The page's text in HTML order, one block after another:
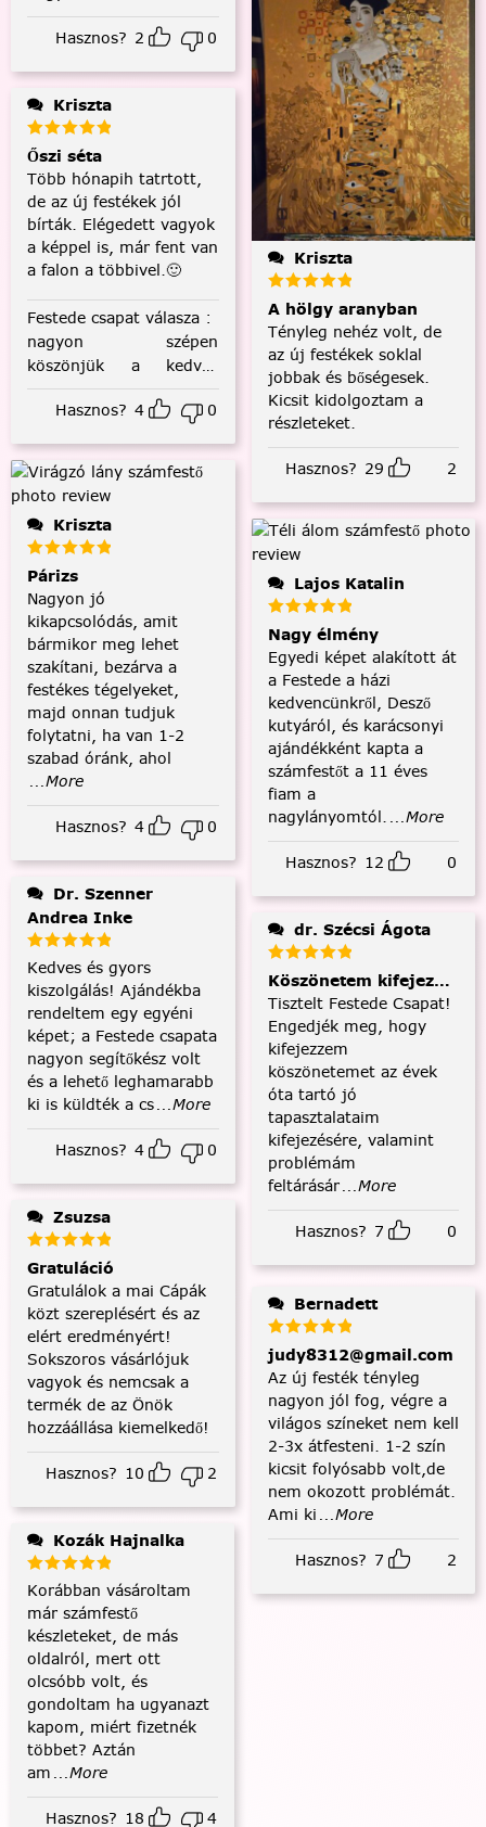
Hasznos? 2 0
Kriszta
Őszi séta
Több hónapih tatrtott,
de az új festékek jól
bírták. Elégedett vagyok
a képpel is, már fent van
a falon a többivel.🙂
Festede csapat válasza :
nagyon szépen
köszönjük a kedves
visszajelzést! :)
Hasznos? 4 0
Kriszta
Párizs
Nagyon jó
kikapcsolódás, amit
bármikor meg lehet
szakítani, bezárva a
festékes tégelyeket,
majd onnan tudjuk
folytatni, ha van 1-2
szabad óránk, ahol
...More
Hasznos? 4 0
Andrea Inke
Kedves és gyors
kiszolgálás! Ajándékba
rendeltem egy egyéni
képet; a Festede csapata
nagyon segítőkész volt
és a lehető leghamarabb
ki is küldték a cs...More
Hasznos? 4 0
Zsuzsa
Gratuláció
Gratulálok a mai Cápák
közt szereplésért és az
elért eredményért!
Sokszoros vásárlójuk
vagyok és nemcsak a
termék de az Önök
hozzáállása kiemelkedő!
Hasznos? 10 2
Kozák Hajnalka
Korábban vásároltam
már számfestő
készleteket, de más
oldalról, mert ott
olcsóbb volt, és
gondoltam ha ugyanazt
kapom, miért fizetnék
többet? Aztán
am ...More
Hasznos? 18 4
Kriszta
A hölgy aranyban
Tényleg nehéz volt, de
az új festékek soklal
jobbak és bőségesek.
Kicsit kidolgoztam a
részleteket.
Hasznos? 29 2
Lajos Katalin
Nagy élmény
Egyedi képet alakított át
a Festede a házi
kedvencünkről, Desző
kutyáról, és karácsonyi
ajándékként kapta a
számfestőt a 11 éves
fiam a
nagylányomtól. ...More
Hasznos? 12 0
dr. Szécsi Ágota
Köszönetem kifejezése
Tisztelt Festede Csapat!
Engedjék meg, hogy
kifejezzem
köszönetemet az évek
óta tartó jó
tapasztalataim
kifejezésére, valamint
problémám
feltárásár...More
Hasznos? 7 0
Bernadett
judy8312@gmail.com
Az új festék tényleg
nagyon jól fog, végre a
világos színeket nem kell
2-3x átfesteni. 1-2 szín
kicsit folyósabb volt,de
nem okozott problémát.
Ami ki ...More
Hasznos? 7 2